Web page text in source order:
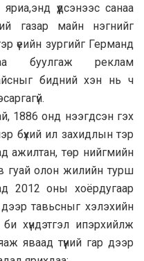
яриа,энд үүдсэнээс санаа
газар майн нэгнийг
үеийн зургийг Германд
буулгаж реклам
бидний хэн нь ч
1886 онд нээгдсэн гэх
бүхий ил захидлын тэр
ажилтан, төр нийгмийн
гуай олон жилийн турш
2012 оны хоёрдугаар
тавьсныг хэлэхийн
хүндэтгэл ипэрхийлж
яваад түүний гар дээр